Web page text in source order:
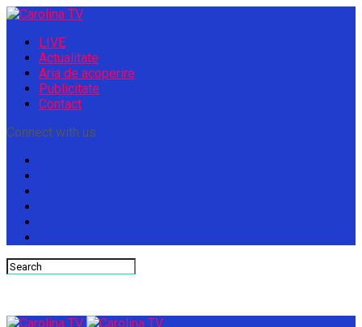
LIVE
Actualitate
Aria de acoperire
Publicitate
Contact
Connect with us